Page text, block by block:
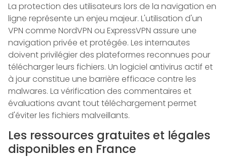
La protection des utilisateurs lors de la navigation en
ligne représente un enjeu majeur. L'utilisation d'un
VPN comme NordVPN ou ExpressVPN assure une
navigation privée et protégée. Les internautes
doivent privilégier des plateformes reconnues pour
télécharger leurs fichiers. Un logiciel antivirus actif et
à jour constitue une barrière efficace contre les
malwares. La vérification des commentaires et
évaluations avant tout téléchargement permet
d'éviter les fichiers malveillants.
Les ressources gratuites et légales
disponibles en France